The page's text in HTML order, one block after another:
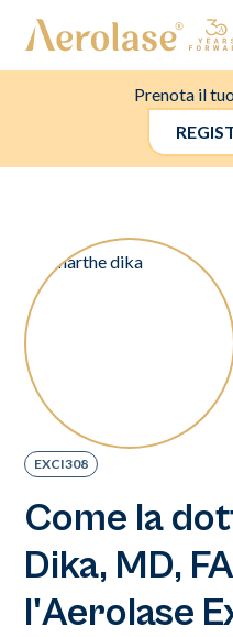
Prenota il
EXCI308
Come la
Dika, MD,
l'Aerolase